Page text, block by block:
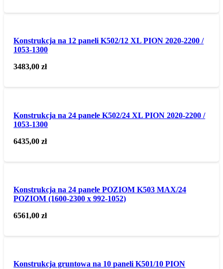
Konstrukcja na 12 paneli K502/12 XL PION 2020-2200 /
1053-1300
3483,00zł
Konstrukcja na 24 panele K502/24 XL PION 2020-2200 /
1053-1300
6435,00zł
Konstrukcja na 24 panele POZIOM K503 MAX/24
POZIOM (1600-2300 x 992-1052)
6561,00zł
Konstrukcja gruntowa na 10 paneli K501/10 PION